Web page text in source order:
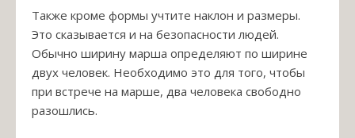
Также кроме формы учтите наклон и размеры.
Это сказывается и на безопасности людей.
Обычно ширину марша определяют по ширине
двух человек. Необходимо это для того, чтобы
при встрече на марше, два человека свободно
разошлись.